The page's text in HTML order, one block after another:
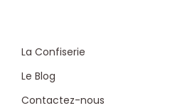
La Confiserie
Le Blog
Contactez-nous